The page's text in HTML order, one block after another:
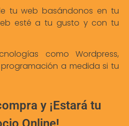
tu web basándonos en tu
esté a tu gusto y con tu
como Wordpress,
a medida si tu
y ¡Estará tu